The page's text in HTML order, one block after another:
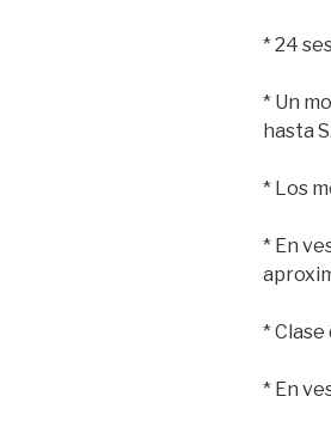
* 24
* Un
hasta
* Los
* En
*
* En